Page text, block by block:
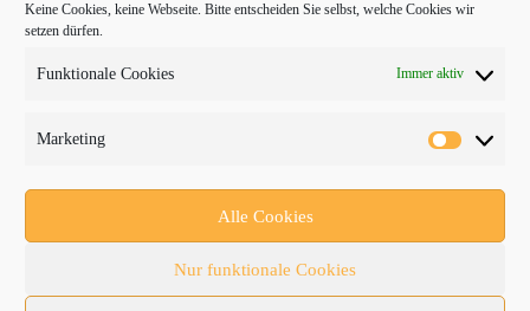
Keine Cookies, keine Webseite. Bitte entscheiden Sie selbst, welche Cookies wir
setzen dürfen.
Funktionale Cookies Immer aktiv
Marketing
Alle Cookies
Nur funktionale Cookies
Anbaugeräte
bauma